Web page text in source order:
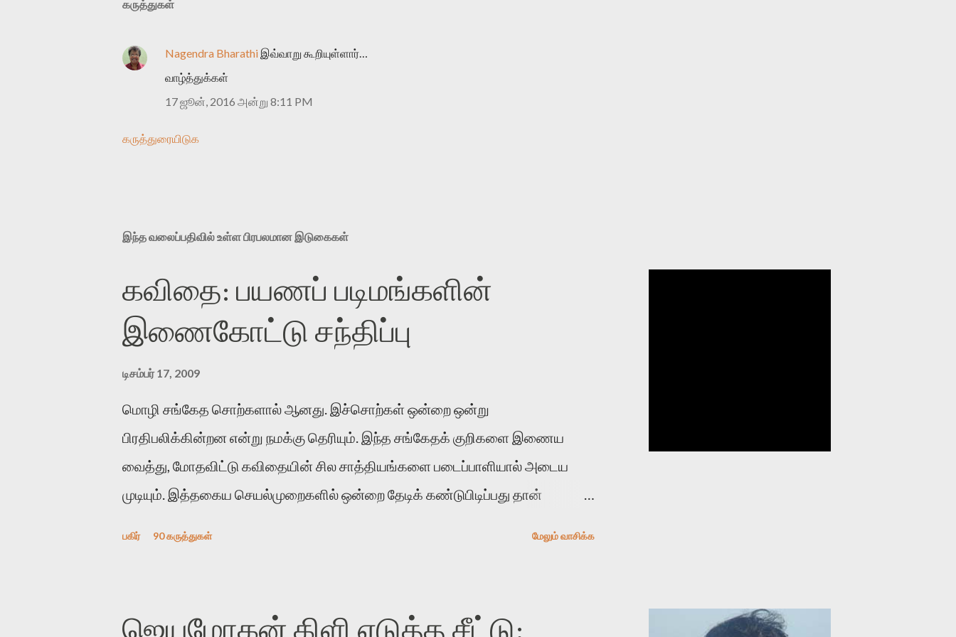
கருத்துகள்
Nagendra Bharathi இவ்வாறு கூறியுள்ளார்…
வாழ்த்துக்கள்
17 ஜூன், 2016 அன்று 8:11 PM
கருத்துரையிடுக
இந்த வலைப்பதிவில் உள்ள பிரபலமான இடுகைகள்
கவிதை: பயணப் படிமங்களின்
இணைகோட்டு சந்திப்பு
டிசம்பர் 17, 2009
மொழி சங்கேத சொற்களால் ஆனது. இச்சொற்கள் ஒன்றை ஒன்று
பிரதிபலிக்கின்றன என்று நமக்கு தெரியும். இந்த சங்கேதக் குறிகளை இணைய
வைத்து, மோதவிட்டு கவிதையின் சில சாத்தியங்களை படைப்பாளியால் அடைய
முடியும். இத்தகைய செயல்முறைகளில் ஒன்றை தேடிக் கண்டுபிடிப்பது தான்
பகிர் 90 கருத்துகள் மேலும் வாசிக்க
ஜெயமோகன் கிளி எடுத்த சீட்டு: